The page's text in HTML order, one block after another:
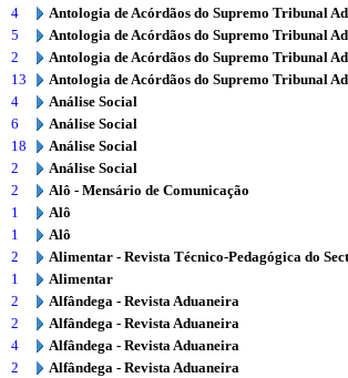
4
Antologia de Acórdãos do Supremo Tribunal
5
Antologia de Acórdãos do Supremo Tribunal
2
Antologia de Acórdãos do Supremo Tribunal
13
Antologia de Acórdãos do Supremo Tribunal
4
Análise Social
6
Análise Social
18
Análise Social
2
Análise Social
2
Alô - Mensário de Comunicação
1
Alô
1
Alô
2
Alimentar - Revista Técnico-Pedagógica do
1
Alimentar
2
Alfândega - Revista Aduaneira
2
Alfândega - Revista Aduaneira
4
Alfândega - Revista Aduaneira
2
Alfândega - Revista Aduaneira